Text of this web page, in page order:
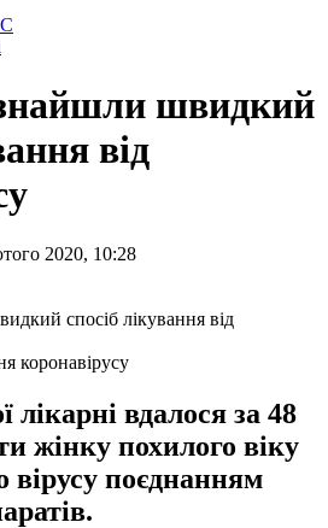
швидкий
від
2020, 10:28
коронавірусу
лікарні вдалося за 48
жінку похилого віку
вірусу поєднанням